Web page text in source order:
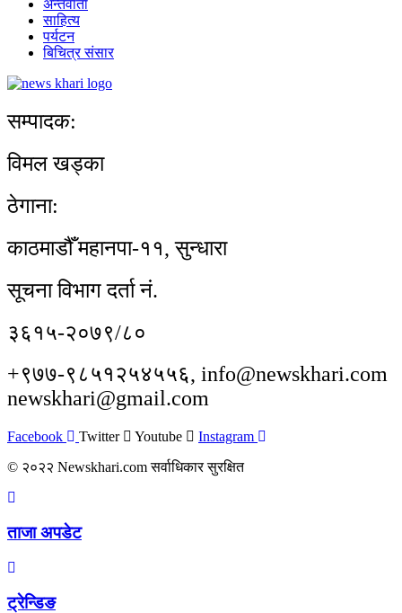
अन्तर्वार्ता
साहित्य
पर्यटन
बिचित्र संसार
सम्पादक:
विमल खड्का
ठेगाना:
काठमाडौँ महानपा-११, सुन्धारा
सूचना विभाग दर्ता नं.
३६१५-२०७९/८०
+९७७-९८५१२५४५५६, info@newskhari.com
newskhari@gmail.com
Facebook Twitter Youtube
Instagram
© २०२२ Newskhari.com सर्वाधिकार सुरक्षित
ताजा अपडेट
ट्रेन्डिङ